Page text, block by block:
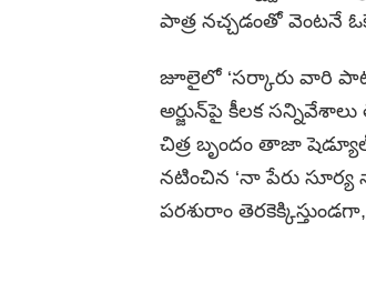
పాత్ర న‌చ్చ‌డంతో వెంట‌నే
జూలైలో ‘సర్కారు వారి
అర్జున్‌పై కీలక
చిత్ర బృందం తాజా
న‌టించిన ‘నా పేరు సూర్య
ప‌ర‌శురాం